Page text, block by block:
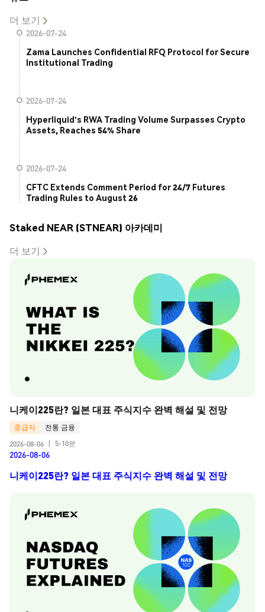
더 보기
2026-07-24
Zama Launches Confidential RFQ Protocol for Secure
Institutional Trading
2026-07-24
Hyperliquid's RWA Trading Volume Surpasses Crypto
Assets, Reaches 54% Share
2026-07-24
CFTC Extends Comment Period for 24/7 Futures
Trading Rules to August 26
Staked NEAR (STNEAR) 아카데미
더 보기
니케이225란? 일본 대표 주식지수 완벽 해설 및 전망
중급자
전통 금융
2026-08-06
5-10분
2026-08-06
니케이225란? 일본 대표 주식지수 완벽 해설 및 전망